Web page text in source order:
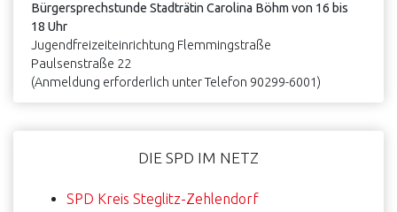
Bürgersprechstunde Stadträtin Carolina Böhm von 16 bis
18 Uhr
Jugendfreizeiteinrichtung Flemmingstraße
Paulsenstraße 22
(Anmeldung erforderlich unter Telefon 90299-6001)
DIE SPD IM NETZ
SPD Kreis Steglitz-Zehlendorf